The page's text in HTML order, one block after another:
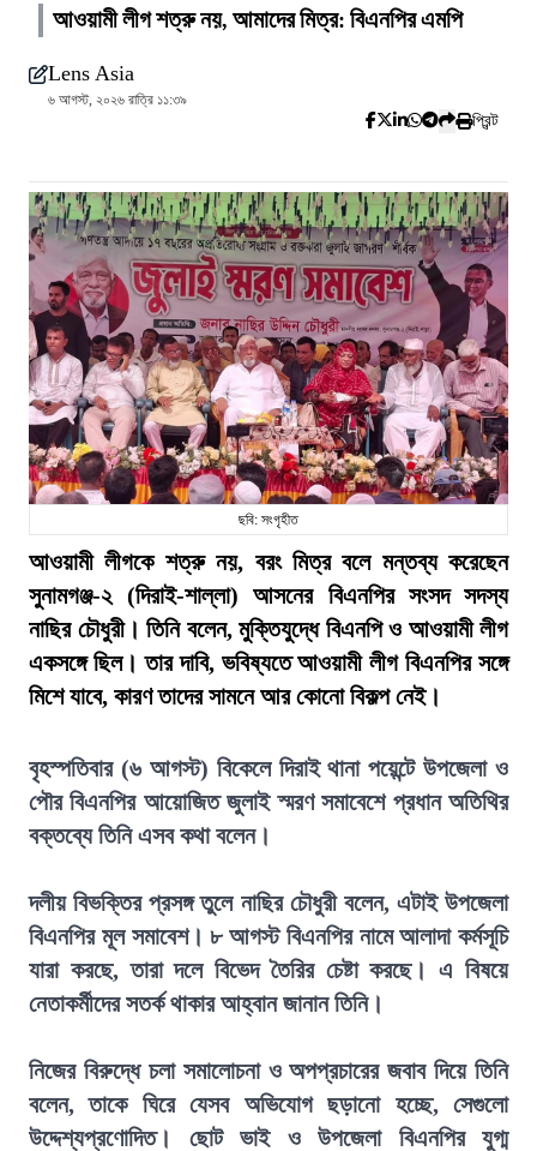
আওয়ামী লীগ শত্রু নয়, আমাদের মিত্র: বিএনপির এমপি
Lens Asia
৬ আগস্ট, ২০২৬ রাত্রি ১১:৩৯
প্রিন্ট
ছবি: সংগৃহীত
আওয়ামী লীগকে শত্রু নয়, বরং মিত্র বলে মন্তব্য করেছেন
সুনামগঞ্জ-২ (দিরাই-শাল্লা) আসনের বিএনপির সংসদ সদস্য
নাছির চৌধুরী। তিনি বলেন, মুক্তিযুদ্ধে বিএনপি ও আওয়ামী লীগ
একসঙ্গে ছিল। তার দাবি, ভবিষ্যতে আওয়ামী লীগ বিএনপির সঙ্গে
মিশে যাবে, কারণ তাদের সামনে আর কোনো বিকল্প নেই।
বৃহস্পতিবার (৬ আগস্ট) বিকেলে দিরাই থানা পয়েন্টে উপজেলা ও
পৌর বিএনপির আয়োজিত জুলাই স্মরণ সমাবেশে প্রধান অতিথির
বক্তব্যে তিনি এসব কথা বলেন।
দলীয় বিভক্তির প্রসঙ্গ তুলে নাছির চৌধুরী বলেন, এটাই উপজেলা
বিএনপির মূল সমাবেশ। ৮ আগস্ট বিএনপির নামে আলাদা কর্মসূচি
যারা করছে, তারা দলে বিভেদ তৈরির চেষ্টা করছে। এ বিষয়ে
নেতাকর্মীদের সতর্ক থাকার আহ্বান জানান তিনি।
নিজের বিরুদ্ধে চলা সমালোচনা ও অপপ্রচারের জবাব দিয়ে তিনি
বলেন, তাকে ঘিরে যেসব অভিযোগ ছড়ানো হচ্ছে, সেগুলো
উদ্দেশ্যপ্রণোদিত। ছোট ভাই ও উপজেলা বিএনপির যুগ্ম